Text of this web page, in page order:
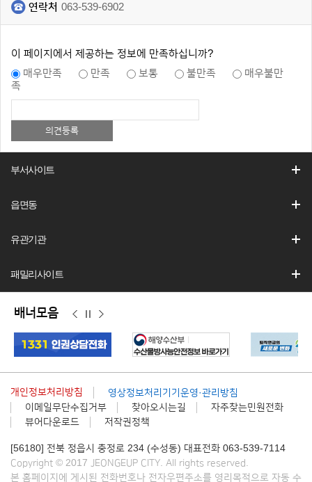
연락처 063-539-6902
이 페이지에서 제공하는 정보에 만족하십니까?
매우만족
만족 보통 불만족
매우불만
족
부서사이트
읍면동
유관기관
패밀리사이트
배너모음
이
전
정
지
다
음
개인정보처리방침
영상정보처리기기운영·관리방침
이메일무단수집거부
찾아오시는길
자주찾는민원전화
뷰어다운로드
저작권정책
[56180] 전북 정읍시 충정로 234 (수성동) 대표전화 063-539-7114
Copyright © 2017 JEONGEUP CITY. All rights reserved.
본 홈페이지에 게시된 전화번호나 전자우편주소를 영리목적으로 자동 수